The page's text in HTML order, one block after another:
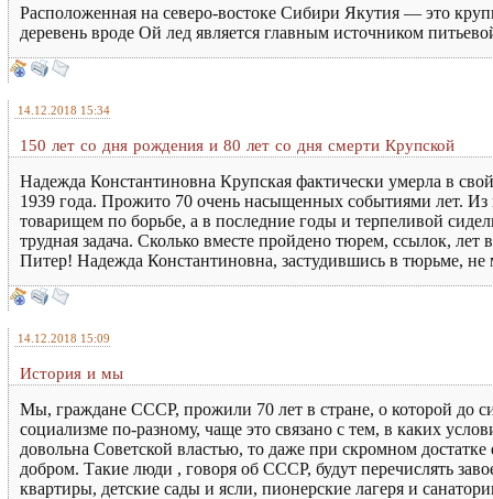
Расположенная на северо-востоке Сибири Якутия — это
деревень вроде Ой лед является главным источником
14.12.2018 15:34
150 лет со дня рождения и 80 лет со дня смерти Крупской
Надежда Константиновна Крупская фактически умерла в
1939 года. Прожито 70 очень насыщенных событиями лет.
товарищем по борьбе, а в последние годы и терпеливой
трудная задача. Сколько вместе пройдено тюрем, ссылок,
Питер! Надежда Константиновна, застудившись в тюрьме,
14.12.2018 15:09
История и мы
Мы, граждане СССР, прожили 70 лет в стране, о которой до
социализме по-разному, чаще это связано с тем, в каких
довольна Советской властью, то даже при скромном
добром. Такие люди , говоря об СССР, будут перечислять
квартиры, детские сады и ясли, пионерские лагеря и